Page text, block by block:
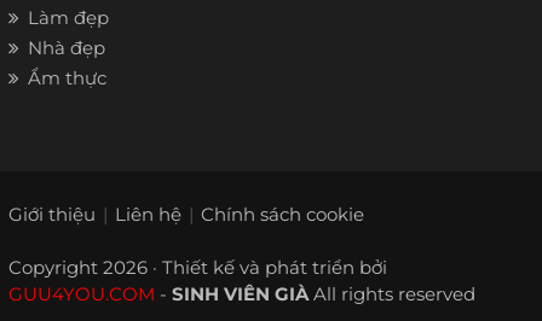
Làm đẹp
Nhà đẹp
Ẩm thực
Giới thiệu Liên hệ Chính sách cookie
Copyright 2026 · Thiết kế và phát triển bởi
GUU4YOU.COM - SINH VIÊN GIÀ All rights reserved